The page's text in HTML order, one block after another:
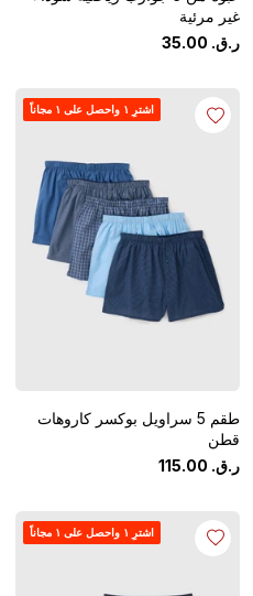
غير مرئية
ر.ق.
35.00
اشترِ ١ واحصل على ١ مجاناً
طقم 5 سراويل بوكسر كاروهات
قطن
ر.ق.
115.00
اشترِ ١ واحصل على ١ مجاناً